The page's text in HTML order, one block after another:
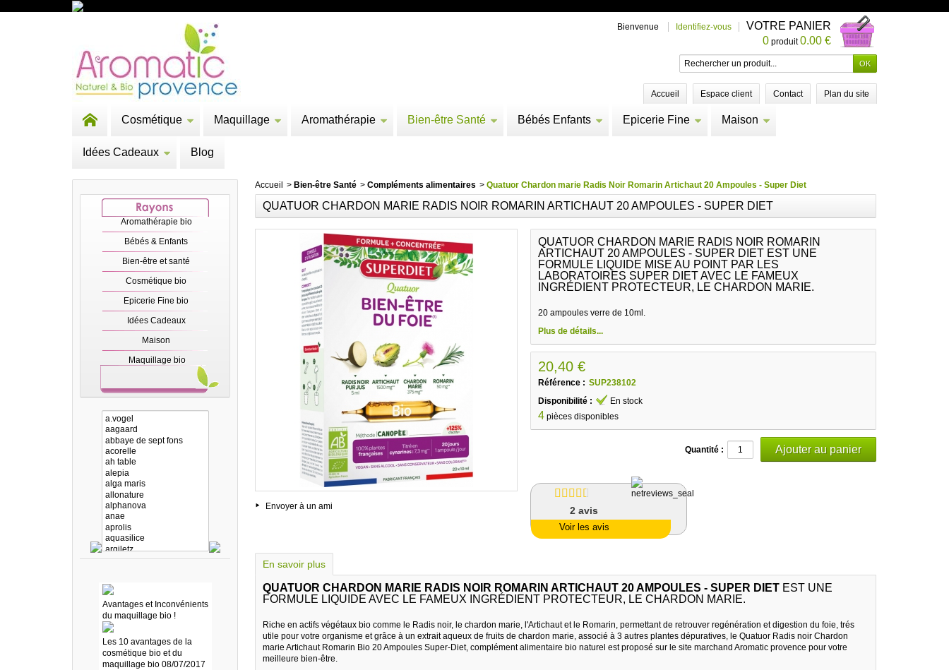
Bienvenue Identifiez-vous
VOTRE PANIER
0 produit0.00 €
Accueil Espace client Contact Plan du site
Cosmétique Maquillage Aromathérapie Bien-être Santé Bébés Enfants Epicerie Fine Maison
Idées Cadeaux Blog
Aromathérapie bio
Bébés & Enfants
Bien-être et santé
Cosmétique bio
Epicerie Fine bio
Idées Cadeaux
Maison
Maquillage bio
Avantages et Inconvénients
du maquillage bio !
Les 10 avantages de la
cosmétique bio et du
maquillage bio 08/07/2017
Accueil > Bien-être Santé > Compléments alimentaires > Quatuor Chardon marie Radis Noir Romarin Artichaut 20 Ampoules - Super Diet
QUATUOR CHARDON MARIE RADIS NOIR ROMARIN ARTICHAUT 20 AMPOULES - SUPER DIET
Envoyer à un ami
QUATUOR CHARDON MARIE RADIS NOIR ROMARIN
ARTICHAUT 20 AMPOULES - SUPER DIET EST UNE
FORMULE LIQUIDE MISE AU POINT PAR LES
LABORATOIRES SUPER DIET AVEC LE FAMEUX
INGRÉDIENT PROTECTEUR, LE CHARDON MARIE.
20 ampoules verre de 10ml.
Plus de détails...
20,40 €
Référence : SUP238102
Disponibilité :
En stock
4 pièces disponibles
Quantité :
2avis
Voir les avis
En savoir plus
QUATUOR CHARDON MARIE RADIS NOIR ROMARIN ARTICHAUT 20 AMPOULES - SUPER DIET EST UNE
FORMULE LIQUIDE AVEC LE FAMEUX INGRÉDIENT PROTECTEUR, LE CHARDON MARIE.
Riche en actifs végétaux bio comme le Radis noir, le chardon marie, l'Artichaut et le Romarin, permettant de retrouver regénération et digestion du foie, trés
utile pour votre organisme et grâce à un extrait aqueux de fruits de chardon marie, associé à 3 autres plantes dépuratives, le Quatuor Radis noir Chardon
marie Artichaut Romarin Bio 20 Ampoules Super-Diet, complément alimentaire bio naturel est proposé sur le site marchand Aromatic provence pour votre
meilleure bien-être.